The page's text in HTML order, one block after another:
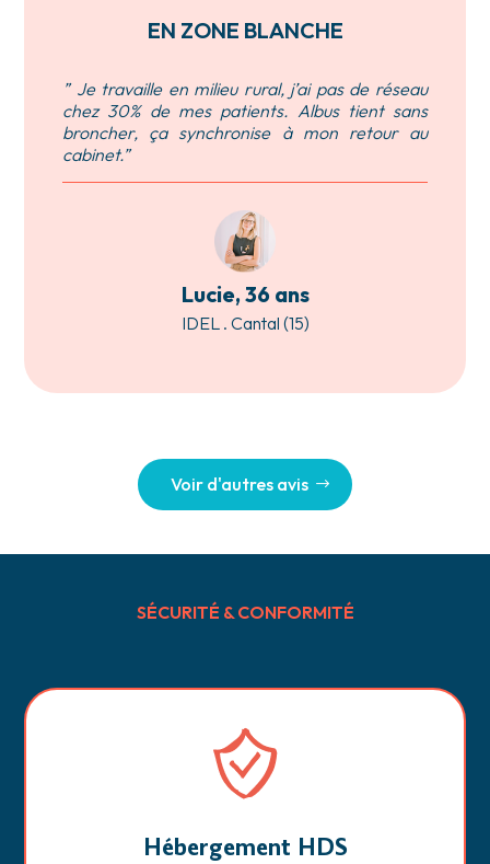
EN ZONE BLANCHE
” Je travaille en milieu rural, j’ai pas de réseau
chez 30% de mes patients. Albus tient sans
broncher, ça synchronise à mon retour au
cabinet.”
Lucie, 36 ans
IDEL . Cantal (15)
Voir d'autres avis
SÉCURITÉ & CONFORMITÉ
Hébergement HDS